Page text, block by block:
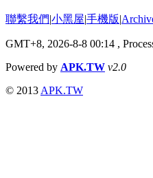
聯繫我們|小黑屋|手機版|
GMT+8, 2026-8-8 00:14 ,
Powered by APK.TW v2.0
© 2013 APK.TW